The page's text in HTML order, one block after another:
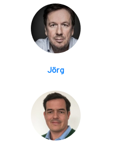
Jörg